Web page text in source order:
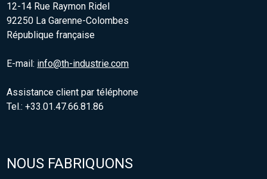
12-14 Rue Raymon Ridel
92250 La Garenne-Colombes
République française
E-mail: info@th-industrie.com
Assistance client par téléphone
Tel.: +33.01.47.66.81.86
NOUS FABRIQUONS